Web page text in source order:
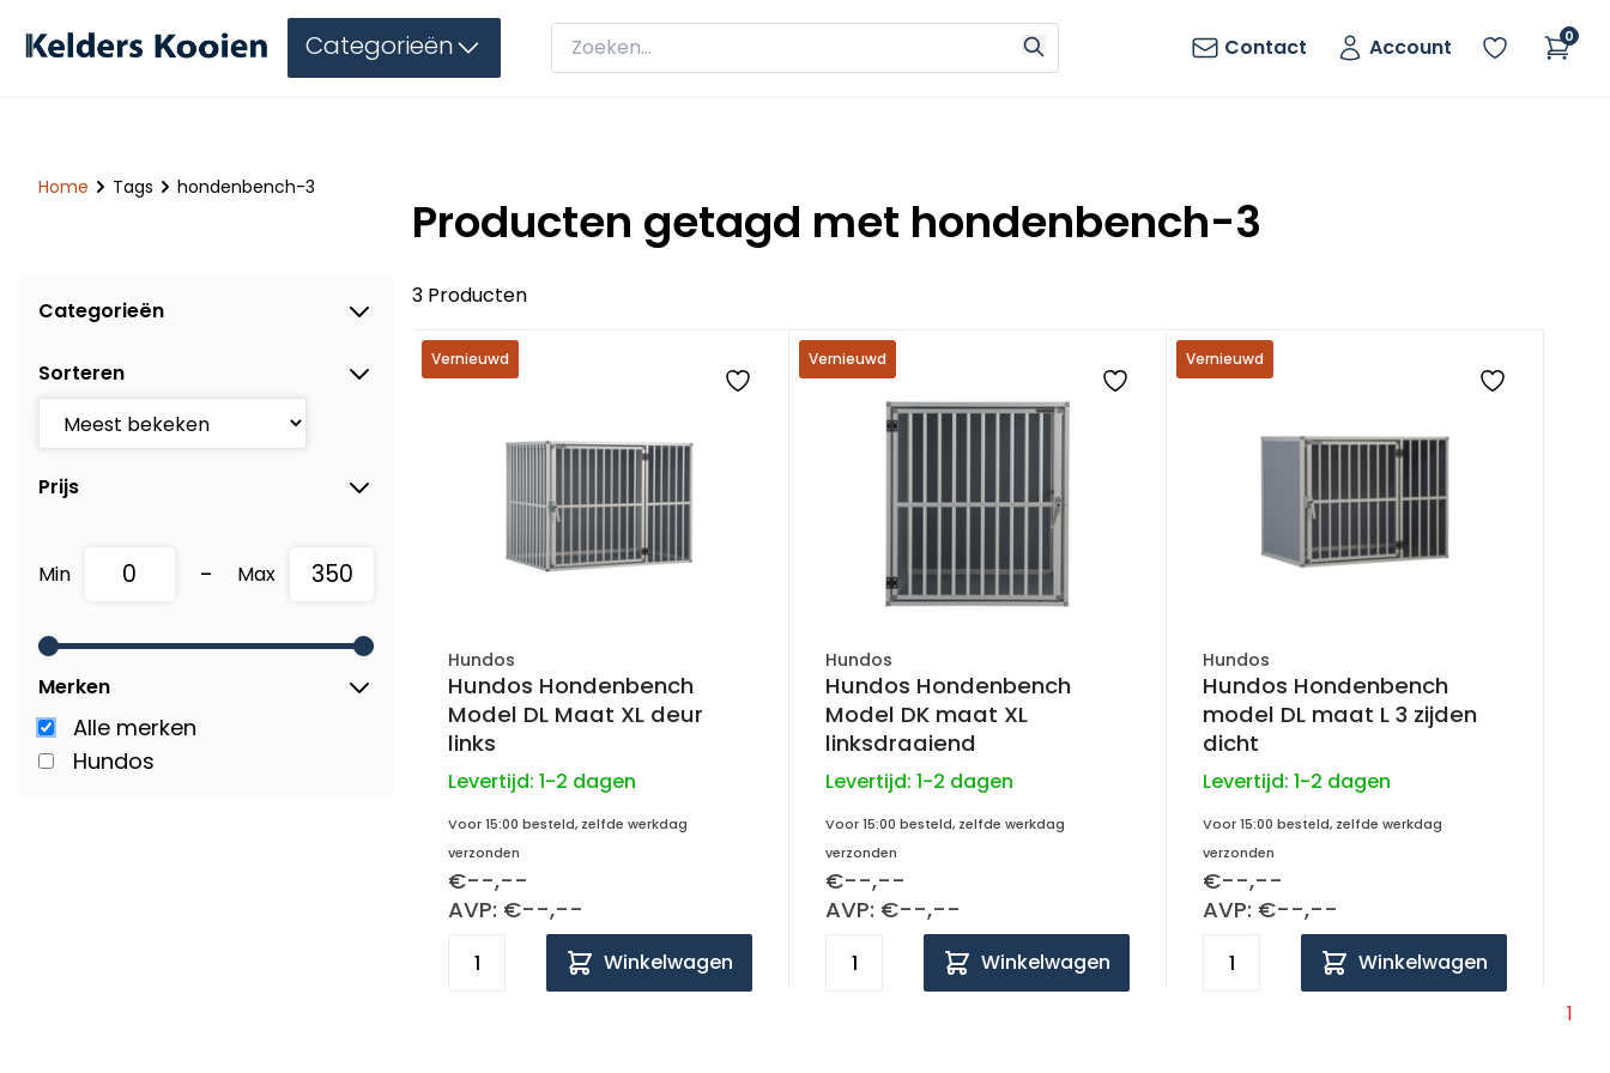
Categorieën Contact Account 0
Home Tags hondenbench-3
Categorieën
Sorteren
Prijs
Min - Max
Merken
Alle merken
Hundos
Producten getagd met hondenbench-3
3 Producten
Vernieuwd
Hundos
Hundos Hondenbench
Model DL Maat XL deur
links
Levertijd: 1-2 dagen
Voor 15:00 besteld, zelfde werkdag
verzonden
€--,--
AVP: €--,--
Winkelwagen
Vernieuwd
Hundos
Hundos Hondenbench
Model DK maat XL
linksdraaiend
Levertijd: 1-2 dagen
Voor 15:00 besteld, zelfde werkdag
verzonden
€--,--
AVP: €--,--
Winkelwagen
Vernieuwd
Hundos
Hundos Hondenbench
model DL maat L 3 zijden
dicht
Levertijd: 1-2 dagen
Voor 15:00 besteld, zelfde werkdag
verzonden
€--,--
AVP: €--,--
Winkelwagen
1